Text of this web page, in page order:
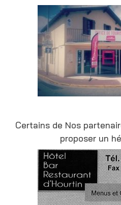
Certains de Nos
proposer un